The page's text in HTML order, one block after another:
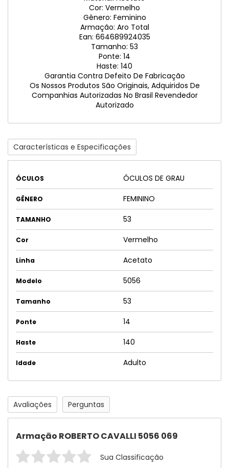
Cor: Vermelho
Gênero: Feminino
Armação: Aro Total
Ean: 664689924035
Tamanho: 53
Ponte: 14
Haste: 140
Garantia Contra Defeito De Fabricação
Os Nossos Produtos São Originais, Adquiridos De
Companhias Autorizadas No Brasil Revendedor
Autorizado
Características e Especificações
ÓCULOS ÓCULOS DE GRAU
GÊNERO FEMININO
TAMANHO 53
Cor Vermelho
Linha Acetato
Modelo 5056
Tamanho 53
Ponte 14
Haste 140
Idade Adulto
Avaliações Perguntas
Armação ROBERTO CAVALLI 5056 069
Sua Classificação